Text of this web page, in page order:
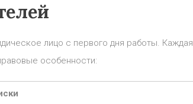
лицо с первого дня работы. Каждая
особенности: